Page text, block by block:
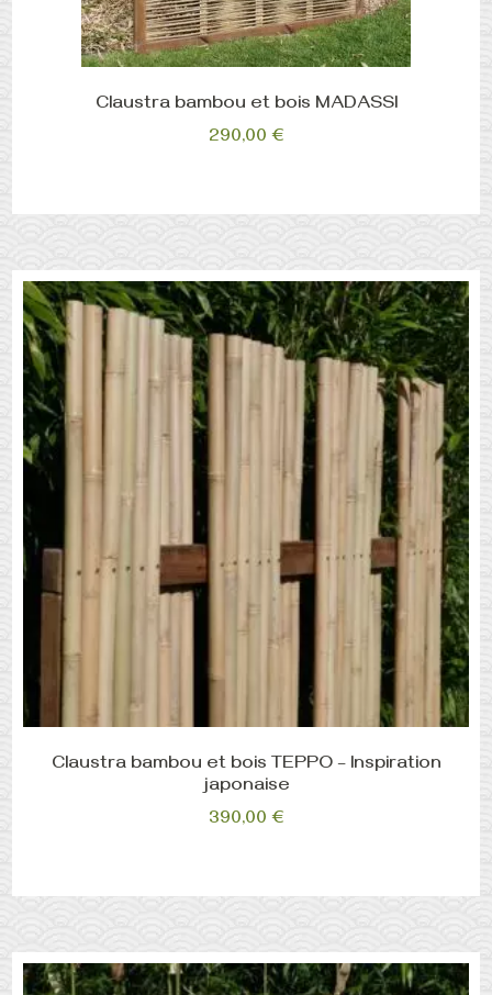
Claustra bambou et bois MADASSI
290,00 €
Claustra bambou et bois TEPPO – Inspiration
japonaise
390,00 €